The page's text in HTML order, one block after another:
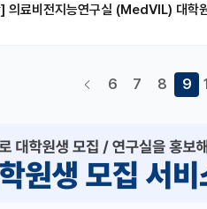
의료비전지능연구실 (MedVIL) 대학
6 7 8 9